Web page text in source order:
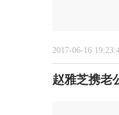
2017-06-16
赵雅芝携老